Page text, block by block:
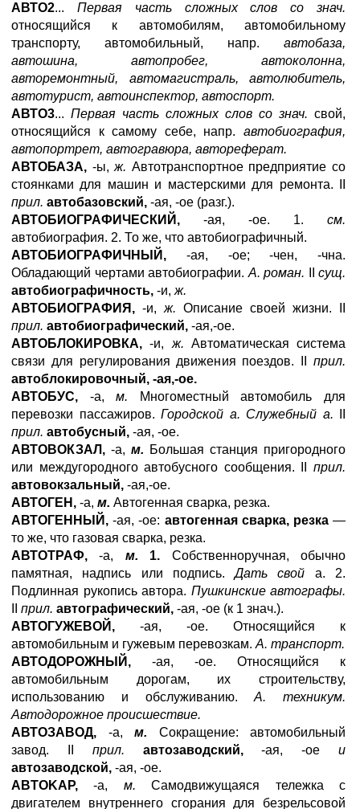
АВТО2... Первая часть сложных слов со знач.
относящийся к автомобилям, автомобильному
транспорту, автомобильный, напр. автобаза,
автошина, автопробег, автоколонна,
авторемонтный, автомагистраль, автолюбитель,
автотурист, автоинспектор, автоспорт.
АВТО3... Первая часть сложных слов со знач. свой,
относящийся к самому себе, напр. автобиография,
автопортрет, автогравюра, автореферат.
АВТОБАЗА, -ы,ж. Автотранспортное предприятие со
стоянками для машин и мастерскими для ремонта. II
прил. автобазовский, -ая, -ое (разг.).
АВТОБИОГРАФИЧЕСКИЙ, -ая, -ое. 1. см.
автобиография. 2. То же, что автобиографичный.
АВТОБИОГРАФИЧНЫЙ, -ая, -ое; -чен, -чна.
Обладающий чертами автобиографии. А. роман.
сущ.
автобиографичность, -и, ж.
АВТОБИОГРАФИЯ, -и, ж. Описание своей жизни. II
прил. автобиографический, -ая,-ое.
АВТОБЛОКИРОВКА, -и, ж. Автоматическая система
связи для регулирования движения поездов. II прил.
автоблокировочный, -ая,-ое.
АВТОБУС, -а,м. Многоместный автомобиль для
перевозки пассажиров. Городской а. Служебный а.
прил. автобусный, -ая, -ое.
АВТОВОКЗАЛ, -а, м. Большая станция пригородного
или междугородного автобусного сообщения. II прил.
автовокзальный, -ая,-ое.
АВТОГЕН, -а, м. Автогенная сварка, резка.
АВТОГЕННЫЙ, -ая, -ое: автогенная сварка, резка—
то же, что газовая сварка, резка.
АВТОТРАФ, -а, м. 1. Собственноручная, обычно
памятная, надпись или подпись.Дать свой а. 2.
Подлинная рукопись автора. Пушкинские автографы.
прил. автографический, -ая, -ое (к 1 знач.).
АВТОГУЖЕВОЙ, -ая, -ое. Относящийся к
автомобильным и гужевым перевозкам. А. транспорт.
АВТОДОРОЖНЫЙ, -ая, -ое. Относящийся к
автомобильным дорогам, их строительству,
использованию и обслуживанию.А. техникум.
Автодорожное происшествие.
АВТОЗАВОД, -а, м. Сокращение: автомобильный
завод. II прил. автозаводский,-ая, -оеи
автозаводской, -ая, -ое.
ABTOKAP, -a, м. Самодвижущаяся тележка с
двигателем внутреннего сгорания для безрельсовой